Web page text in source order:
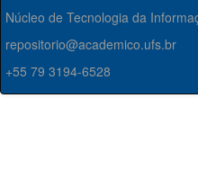
Núcleo de Tecnologia da
repositorio@academico.ufs.br
+55 79 3194-6528